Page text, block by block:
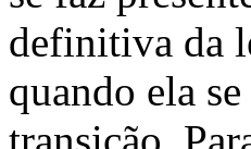
definitiva da
quando ela
transição.